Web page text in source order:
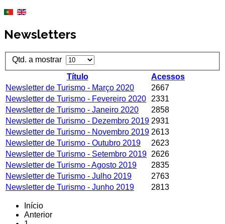
Newsletters
Qtd. a mostrar
Título
Acessos
Newsletter de Turismo - Março 2020
2667
Newsletter de Turismo - Fevereiro 2020 2331
Newsletter de Turismo - Janeiro 2020
2858
Newsletter de Turismo - Dezembro 2019 2931
Newsletter de Turismo - Novembro 2019 2613
Newsletter de Turismo - Outubro 2019
2623
Newsletter de Turismo - Setembro 2019 2626
Newsletter de Turismo - Agosto 2019
2835
Newsletter de Turismo - Julho 2019
2763
Newsletter de Turismo - Junho 2019
2813
Início
Anterior